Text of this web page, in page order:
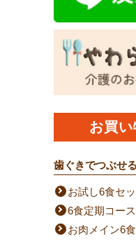
お買
歯ぐきでつぶせ
お試し6食セ
6食定期コース
お肉メイン6